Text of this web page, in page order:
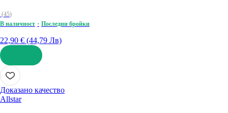
(45)
В наличност
Последни бройки
22,90 € (44,79 Лв)
ДОБАВИ
Доказано качество
Allstar